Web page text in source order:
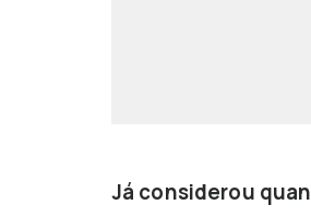
Já considerou